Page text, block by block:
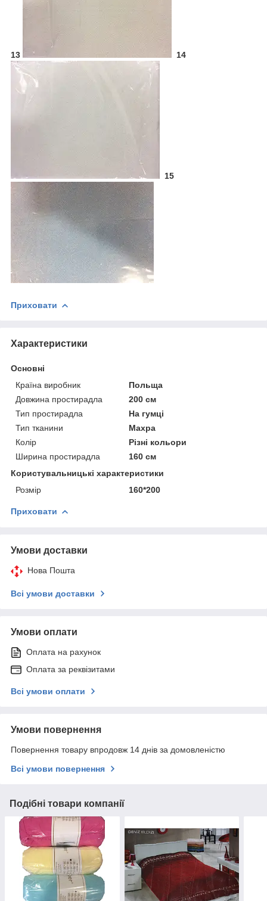
13 14
15
Приховати
Характеристики
Основні
Країна виробник
Польща
Довжина простирадла
200 см
Тип простирадла
На гумці
Тип тканини
Махра
Колір
Різні кольори
Ширина простирадла
160 см
Користувальницькі характеристики
Розмір
160*200
Приховати
Умови доставки
Нова Пошта
Всі умови доставки
Умови оплати
Оплата на рахунок
Оплата за реквізитами
Всі умови оплати
Умови повернення
Повернення товару впродовж 14 днів за домовленістю
Всі умови повернення
Подібні товари компанії